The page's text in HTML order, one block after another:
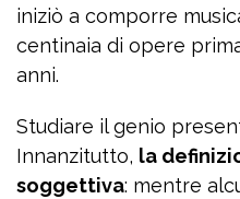
iniziò a comporre
centinaia di opere
anni.
Studiare il genio
Innanzitutto, la
soggettiva: mentre